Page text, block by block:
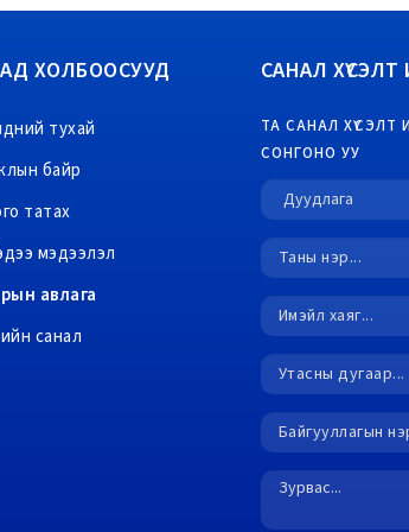
ХОЛБООСУУД
тухай
байр
татах
мэдээлэл
авлага
санал
САНАЛ ХҮСЭЛТ
ТА САНАЛ ХҮСЭЛТ
СОНГОНО УУ